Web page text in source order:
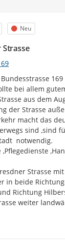
Status
Neu
bei allem
aus dem
der Strasse
macht das
sind ,sind
notwendig.
Strasse
in beide
Richtung
weiter